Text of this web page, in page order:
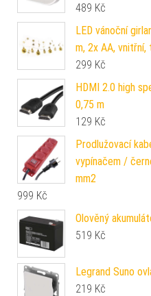
489 Kč
LED vánoční
m, 2x AA, vnitřní,
299 Kč
HDMI 2.0 high
0,75 m
129 Kč
Prodlužovací
vypínačem /
mm2
999 Kč
Olověný
519 Kč
Legrand Suno
219 Kč